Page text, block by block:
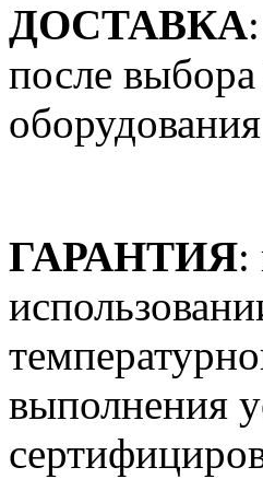
ДОСТАВКА
после выбора
ГАРАНТИЯ:
выполнения